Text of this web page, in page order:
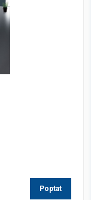
Poptat